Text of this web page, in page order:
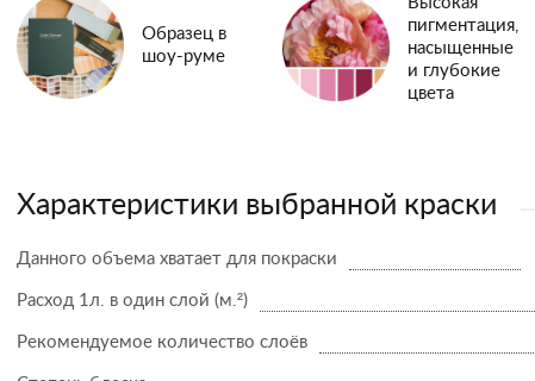
Образец в
шоу-руме
пигментация,
насыщенные
и глубокие
цвета
Характеристики выбранной краски
Данного объема хватает для покраски
Расход 1л. в один слой (м.²)
Рекомендуемое количество слоёв